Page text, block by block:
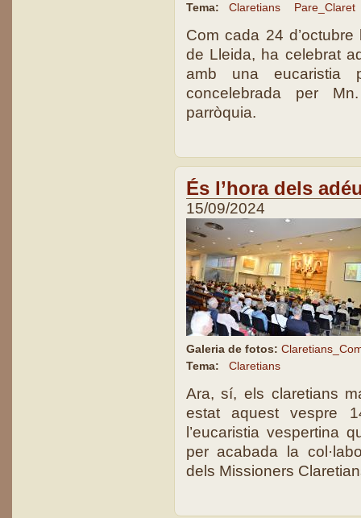
Tema: Claretians Pare_Claret
Com cada 24
de Lleida, ha celebrat
amb una eucaristia
concelebrada per
parròquia.
És l’hora dels
15/09/2024
Galeria de fotos:
Tema:
Claretians
Ara, sí, els claretians
estat aquest vespre
l’eucaristia vespertina
per acabada la
dels Missioners